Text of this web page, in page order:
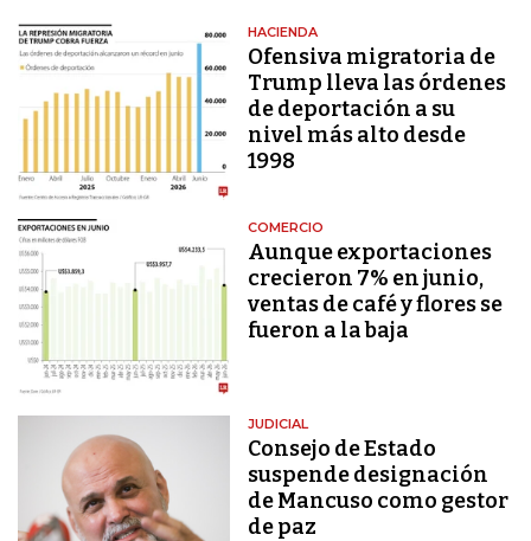
HACIENDA
Ofensiva migratoria de
Trump lleva las órdenes
de deportación a su
nivel más alto desde
1998
COMERCIO
Aunque exportaciones
crecieron 7% en junio,
ventas de café y flores se
fueron a la baja
JUDICIAL
Consejo de Estado
suspende designación
de Mancuso como gestor
de paz